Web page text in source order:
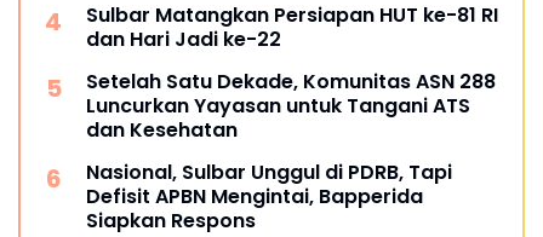
Sulbar Matangkan Persiapan HUT ke-81 RI
dan Hari Jadi ke-22
Setelah Satu Dekade, Komunitas ASN 288
Luncurkan Yayasan untuk Tangani ATS
dan Kesehatan
Nasional, Sulbar Unggul di PDRB, Tapi
Defisit APBN Mengintai, Bapperida
Siapkan Respons